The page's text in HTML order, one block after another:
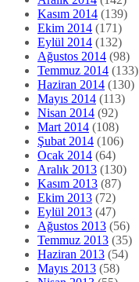
Kasım 2014 (139)
Ekim 2014 (171)
Eylül 2014 (132)
Ağustos 2014 (98)
Temmuz 2014 (133)
Haziran 2014 (130)
Mayıs 2014 (113)
Nisan 2014 (92)
Mart 2014 (108)
Şubat 2014 (106)
Ocak 2014 (64)
Aralık 2013 (130)
Kasım 2013 (87)
Ekim 2013 (72)
Eylül 2013 (47)
Ağustos 2013 (56)
Temmuz 2013 (35)
Haziran 2013 (54)
Mayıs 2013 (58)